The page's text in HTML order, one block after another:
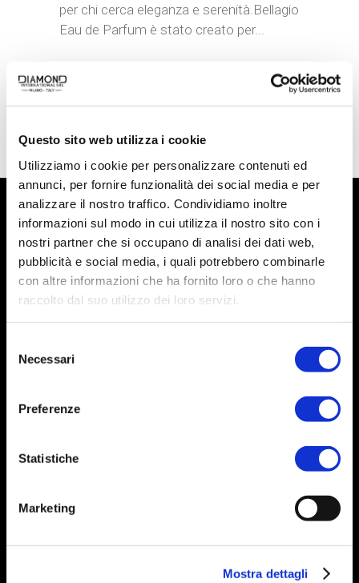
Questo sito web utilizza i cookie
Utilizziamo i cookie per personalizzare contenuti ed
annunci, per fornire funzionalità dei social media e per
analizzare il nostro traffico. Condividiamo inoltre
informazioni sul modo in cui utilizza il nostro sito con i
nostri partner che si occupano di analisi dei dati web,
pubblicità e social media, i quali potrebbero combinarle
con altre informazioni che ha fornito loro o che hanno
raccolto dal suo utilizzo dei loro servizi.
delNecessari
Preferenze
Statistiche
Marketing
Mostra dettagli
per chi cerca eleganza e serenità.Bellagio
Eau de Parfum è stato creato per...
Contact
Via L. Mascheroni, 31 – 20145 Milano
DIAMOND International / P. IVA: 09166840968 /
Credits
www.lamponemedia.it